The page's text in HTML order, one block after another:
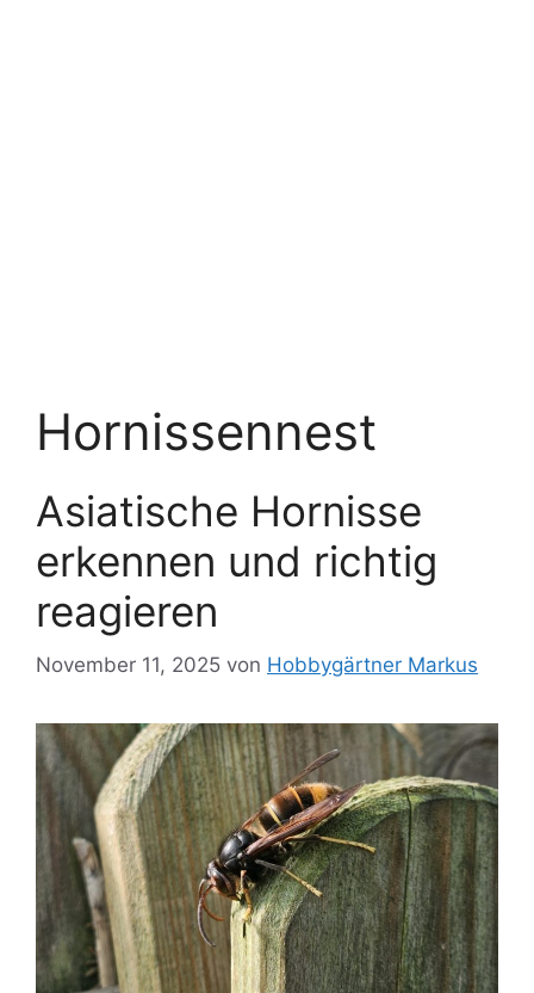
Hornissennest
Asiatische Hornisse
erkennen und richtig
reagieren
November 11, 2025 von Hobbygärtner Markus